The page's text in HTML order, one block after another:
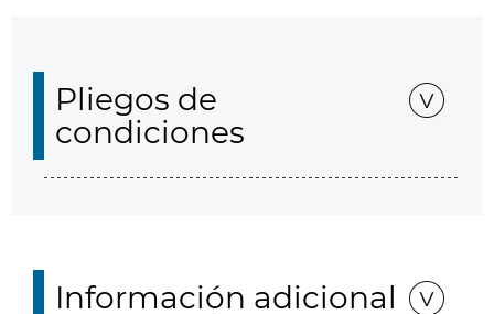
Pliegos de
condiciones
Información adicional